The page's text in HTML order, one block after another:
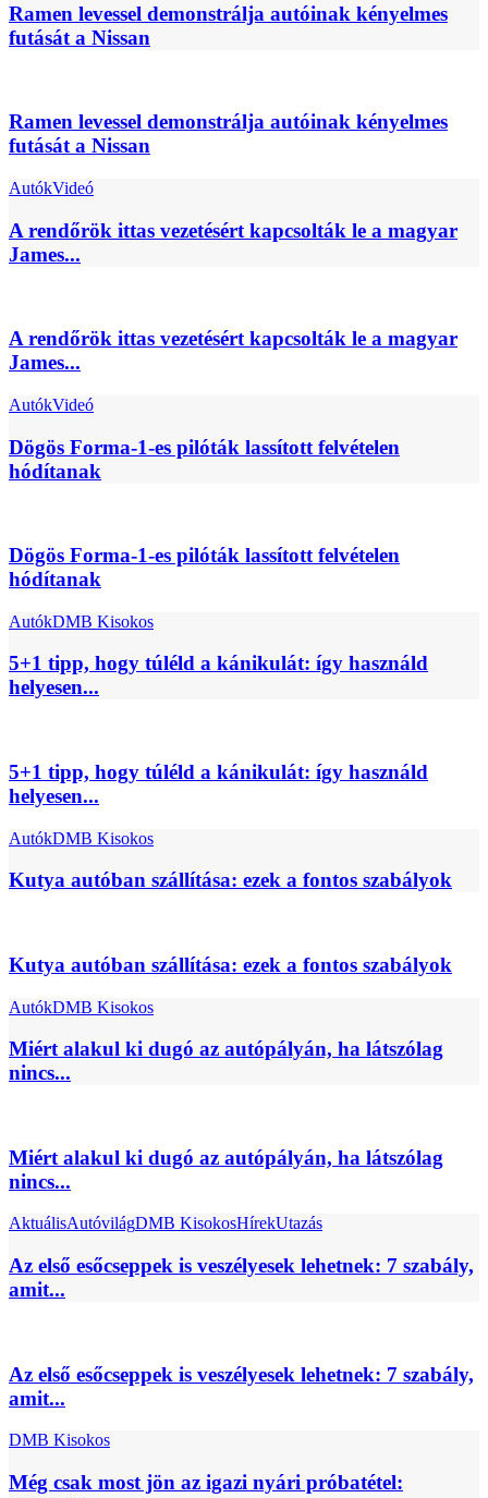
Ramen levessel demonstrálja autóinak kényelmes
futását a Nissan
Ramen levessel demonstrálja autóinak kényelmes
futását a Nissan
AutókVideó
A rendőrök ittas vezetésért kapcsolták le a magyar
James...
A rendőrök ittas vezetésért kapcsolták le a magyar
James...
AutókVideó
Dögös Forma-1-es pilóták lassított felvételen
hódítanak
Dögös Forma-1-es pilóták lassított felvételen
hódítanak
AutókDMB Kisokos
5+1 tipp, hogy túléld a kánikulát: így használd
helyesen...
5+1 tipp, hogy túléld a kánikulát: így használd
helyesen...
AutókDMB Kisokos
Kutya autóban szállítása: ezek a fontos szabályok
Kutya autóban szállítása: ezek a fontos szabályok
AutókDMB Kisokos
Miért alakul ki dugó az autópályán, ha látszólag
nincs...
Miért alakul ki dugó az autópályán, ha látszólag
nincs...
AktuálisAutóvilágDMB KisokosHírekUtazás
Az első esőcseppek is veszélyesek lehetnek: 7 szabály,
amit...
Az első esőcseppek is veszélyesek lehetnek: 7 szabály,
amit...
DMB Kisokos
Még csak most jön az igazi nyári próbatétel: